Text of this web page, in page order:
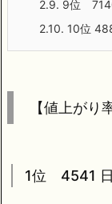
2.9. 9位
2.10. 10位
【値上がり
1位 4541